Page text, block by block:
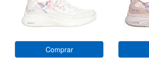
Comprar